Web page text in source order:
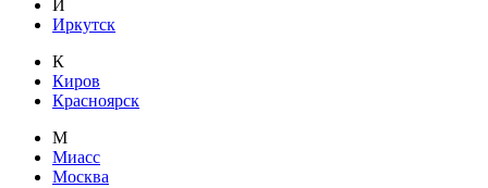
И
Иркутск
К
Киров
Красноярск
М
Миасс
Москва